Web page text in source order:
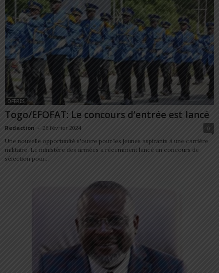
OFFRES
Togo/EFOFAT: Le concours d’entrée est lancé
Redaction - 26 février 2024
0
Une nouvelle opportunité s'ouvre pour les jeunes aspirants à une carrière
militaire. Le ministère des armées a récemment lancé un concours de
sélection pour...